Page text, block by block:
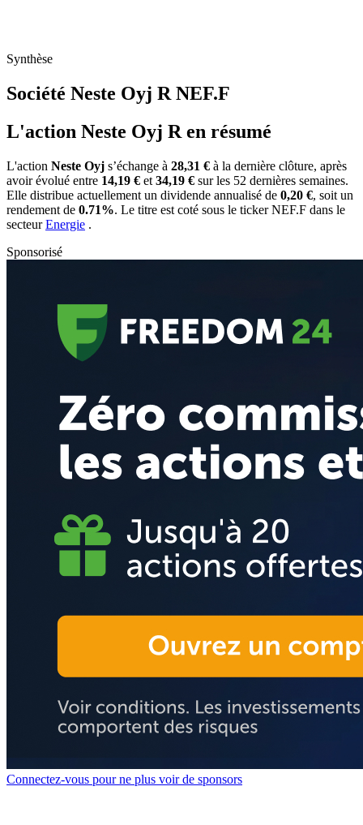
Synthèse
Société Neste Oyj R NEF.F
L'action Neste Oyj R en résumé
L'action Neste Oyj s’échange à 28,31 € à la dernière clôture, après
avoir évolué entre 14,19 € et 34,19 € sur les 52 dernières semaines.
Elle distribue actuellement un dividende annualisé de 0,20 €, soit un
rendement de 0.71%. Le titre est coté sous le tickerNEF.F dans le
secteurEnergie .
Sponsorisé
Connectez-vous pour ne plus voir de sponsors